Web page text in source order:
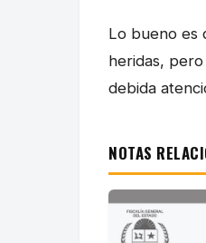
Lo bueno es
heridas,
debida
NOTAS